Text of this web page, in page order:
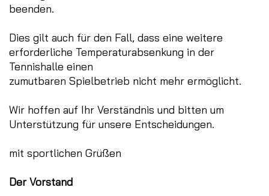
beenden.
Dies gilt auch für den Fall, dass eine weitere
erforderliche Temperaturabsenkung in der
Tennishalle einen
zumutbaren Spielbetrieb nicht mehr ermöglicht.
Wir hoffen auf Ihr Verständnis und bitten um
Unterstützung für unsere Entscheidungen.
mit sportlichen Grüßen
Der Vorstand